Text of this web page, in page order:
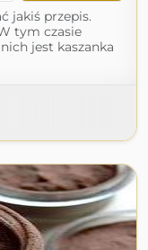
jakiś przepis.
tym czasie
jest kaszanka